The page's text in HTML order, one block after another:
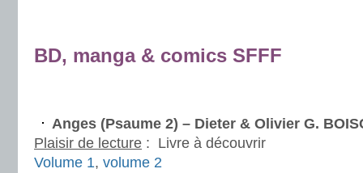
BD, manga & comics SFFF
Anges (Psaume 2) – Dieter & Olivier G.
Plaisir de lecture : Livre à découvrir
Volume 1, volume 2